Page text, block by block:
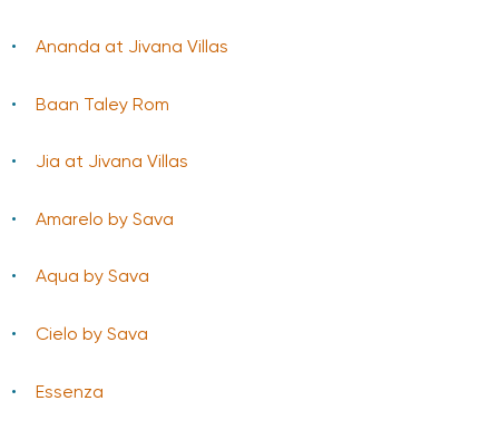
Ananda at Jivana Villas
Baan Taley Rom
Jia at Jivana Villas
Amarelo by Sava
Aqua by Sava
Cielo by Sava
Essenza